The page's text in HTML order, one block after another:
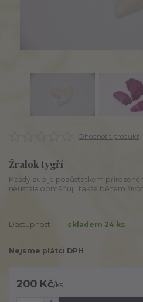
Ohodnotit produkt
Žralok tygří
Každý zub je pozůstatkem
neustále obměňují, takže během
Dostupnost skladem 24 ks
Nejsme plátci DPH
200 Kč/ks